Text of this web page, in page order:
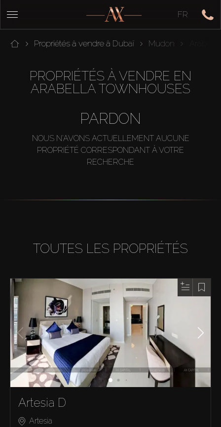
FR
Propriétés à vendre à Dubaï Mudon
PROPRIÉTÉS À VENDRE EN
ARABELLA TOWNHOUSES
PARDON
NOUS N'AVONS ACTUELLEMENT AUCUNE
PROPRIÉTÉ CORRESPONDANT À VOTRE
RECHERCHE
TOUTES LES PROPRIÉTÉS
Artesia D
Artesia